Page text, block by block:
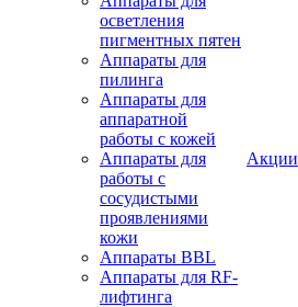
осветления
пигментных пятен
Аппараты для
пилинга
Аппараты для
аппаратной
работы с кожей
Аппараты для
работы с
сосудистыми
проявлениями
кожи
Аппараты BBL
Аппараты для RF-
лифтинга
Акции